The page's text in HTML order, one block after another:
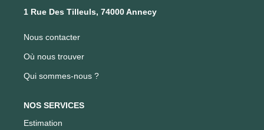
Où Nous Trouver
1 Rue Des Tilleuls, 74000 Annecy
Nous contacter
Où nous trouver
Qui sommes-nous ?
NOS SERVICES
Estimation